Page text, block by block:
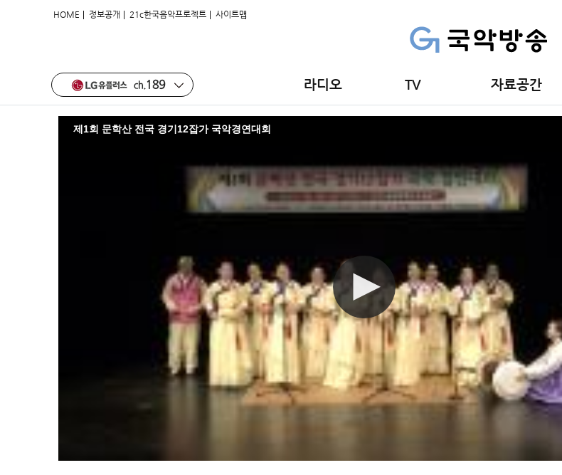
HOME | 정보공개 | 21c한국음악프로젝트 | 사이트맵
라디오 TV 자료공간
제1회 문학산 전국 경기12잡가 국악경연대회